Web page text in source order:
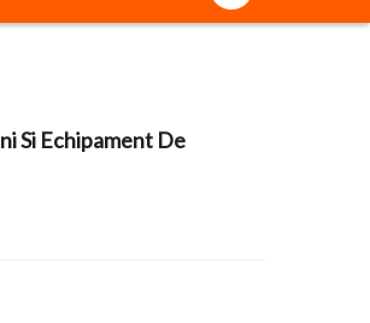
Si Echipament De